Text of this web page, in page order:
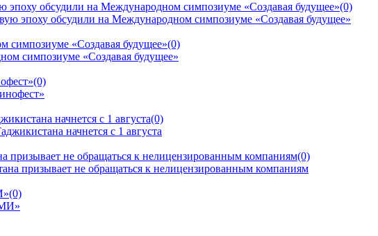
обсудили на Международном симпозиуме «Создавая будущее»(0)
симпозиуме «Создавая будущее»(0)
(0)
начнется с 1 августа(0)
призывает не обращаться к нелицензированным компаниям(0)
(0)